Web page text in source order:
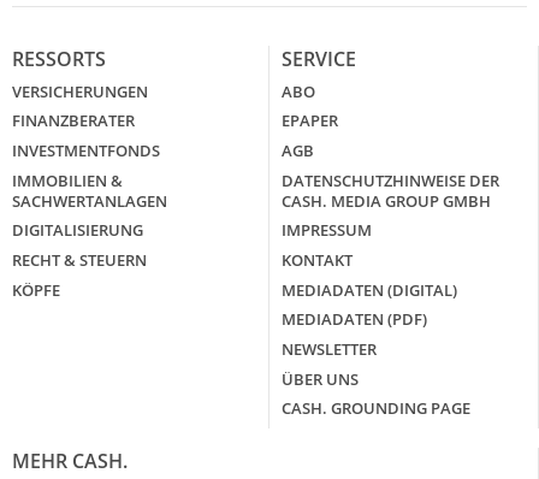
RESSORTS
VERSICHERUNGEN
FINANZBERATER
INVESTMENTFONDS
IMMOBILIEN &
SACHWERTANLAGEN
DIGITALISIERUNG
RECHT & STEUERN
KÖPFE
SERVICE
ABO
EPAPER
AGB
DATENSCHUTZHINWEISE DER
CASH. MEDIA GROUP GMBH
IMPRESSUM
KONTAKT
MEDIADATEN (DIGITAL)
MEDIADATEN (PDF)
NEWSLETTER
ÜBER UNS
CASH. GROUNDING PAGE
MEHR CASH.